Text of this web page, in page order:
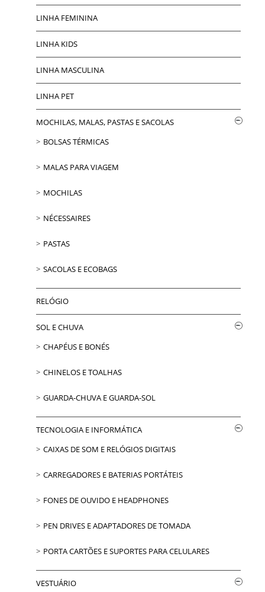
LINHA FEMININA
LINHA KIDS
LINHA MASCULINA
LINHA PET
MOCHILAS, MALAS, PASTAS E SACOLAS
BOLSAS TÉRMICAS
MALAS PARA VIAGEM
MOCHILAS
NÉCESSAIRES
PASTAS
SACOLAS E ECOBAGS
RELÓGIO
SOL E CHUVA
CHAPÉUS E BONÉS
CHINELOS E TOALHAS
GUARDA-CHUVA E GUARDA-SOL
TECNOLOGIA E INFORMÁTICA
CAIXAS DE SOM E RELÓGIOS DIGITAIS
CARREGADORES E BATERIAS PORTÁTEIS
FONES DE OUVIDO E HEADPHONES
PEN DRIVES E ADAPTADORES DE TOMADA
PORTA CARTÕES E SUPORTES PARA CELULARES
VESTUÁRIO